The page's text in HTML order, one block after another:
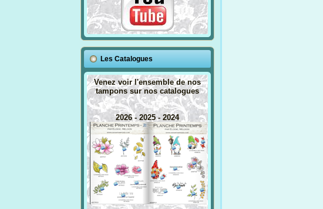
Les Catalogues
Venez voir l'ensemble de nos
tampons sur nos catalogues
2026 - 2025 - 2024